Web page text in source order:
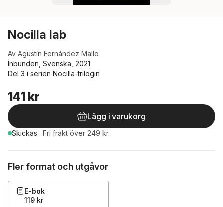
Nocilla lab
Av Agustín Fernández Mallo
Inbunden, Svenska, 2021
Del 3 i serien Nocilla-trilogin
141 kr
Lägg i varukorg
Skickas . Fri frakt över 249 kr.
Fler format och utgåvor
E-bok
119 kr